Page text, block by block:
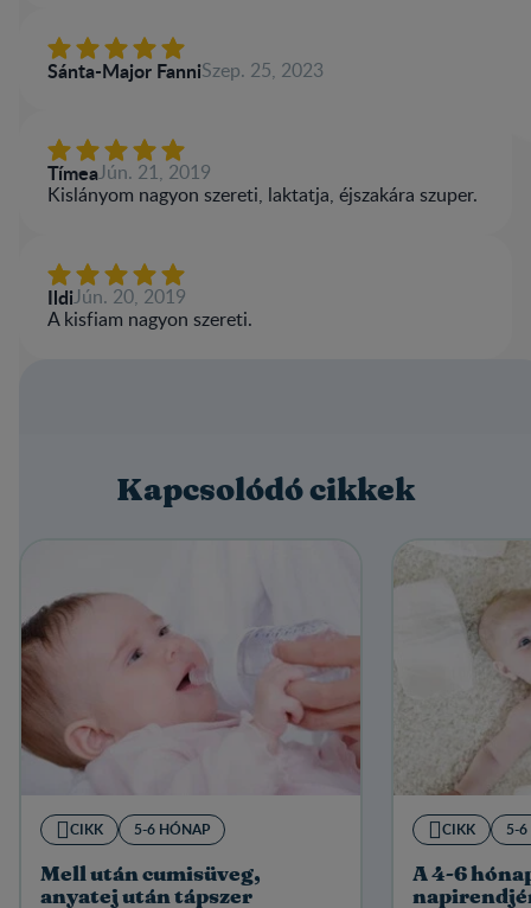
Sánta-Major FanniSzep. 25, 2023
TímeaJún. 21, 2019
Kislányom nagyon szereti, laktatja, éjszakára szuper.
IldiJún. 20, 2019
A kisfiam nagyon szereti.
Kapcsolódó cikkek
CIKK 5-6 HÓNAP
Mell után cumisüveg,
anyatej után tápszer
CIKK 5-
A 4-6